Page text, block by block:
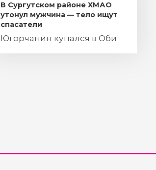
В Сургутском районе ХМАО
утонул мужчина — тело ищут
спасатели
Югорчанин купался в Оби